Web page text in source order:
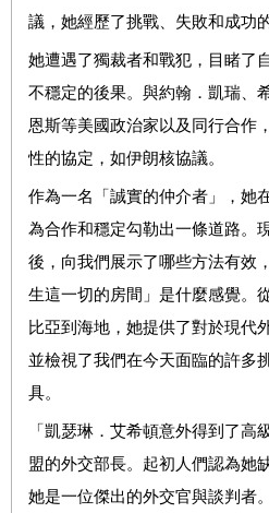
議，她經歷了挑戰、失敗和成功
她遭遇了獨裁者和戰犯，目睹了
不穩定的後果。與約翰．凱瑞、
恩斯等美國政治家以及同行合作
性的協定，如伊朗核協議。
作為一名「誠實的仲介者」，她
為合作和穩定勾勒出一條道路。
後，向我們展示了哪些方法有效
生這一切的房間」是什麼感覺。
比亞到海地，她提供了對於現代
並檢視了我們在今天面臨的許多
具。
「凱瑟琳．艾希頓意外得到了高
盟的外交部長。起初人們認為她
她是一位傑出的外交官與談判者